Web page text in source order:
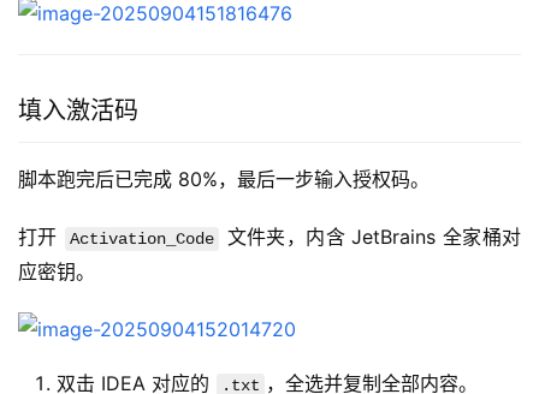
填入激活码
脚本跑完后已完成 80%，最后一步输入授权码。
打开 Activation_Code
文件夹，内含 JetBrains 全家桶对
应密钥。
双击 IDEA 对应的 .txt ，全选并复制全部内容。